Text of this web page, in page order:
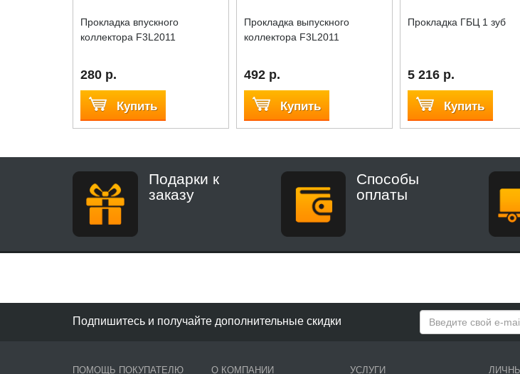
Прокладка впускного
коллектора F3L2011
280 р.
Купить
Прокладка выпускного
коллектора F3L2011
492 р.
Купить
Прокладка ГБЦ 1 зуб
5 216 р.
Купить
Подарки к
заказу
Способы
оплаты
Подпишитесь и получайте дополнительные скидки
ПОМОЩЬ ПОКУПАТЕЛЮ О КОМПАНИИ УСЛУГИ